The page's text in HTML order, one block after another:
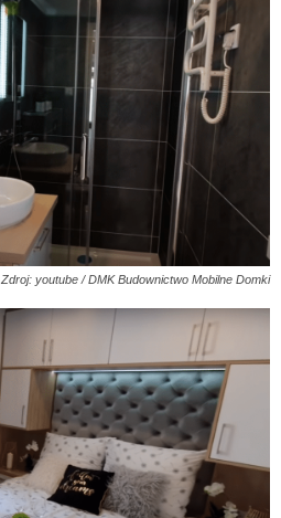
Zdroj: youtube / DMK Budownictwo Mobilne Domki